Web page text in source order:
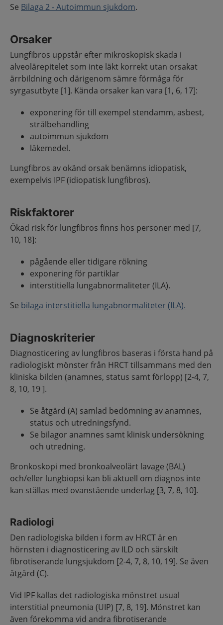
Se Bilaga 2 - Autoimmun sjukdom.
Orsaker
Lungfibros uppstår efter mikroskopisk skada i
alveolärepitelet som inte läkt korrekt utan orsakat
ärrbildning och därigenom sämre förmåga för
syrgasutbyte [1]. Kända orsaker kan vara [1, 6, 17]:
exponering för till exempel stendamm, asbest,
strålbehandling
autoimmun sjukdom
läkemedel.
Lungfibros av okänd orsak benämns idiopatisk,
exempelvis IPF (idiopatisk lungfibros).
Riskfaktorer
Ökad risk för lungfibros finns hos personer med [7,
10, 18]:
pågående eller tidigare rökning
exponering för partiklar
interstitiella lungabnormaliteter (ILA).
Se bilaga interstitiella lungabnormaliteter (ILA).
Diagnoskriterier
Diagnosticering av lungfibros baseras i första hand på
radiologiskt mönster från HRCT tillsammans med den
kliniska bilden (anamnes, status samt förlopp) [2-4, 7,
8, 10, 19 ].
Se åtgärd (A) samlad bedömning av anamnes,
status och utredningsfynd.
Se bilagor anamnes samt klinisk undersökning
och utredning.
Bronkoskopi med bronkoalveolärt lavage (BAL)
och/eller lungbiopsi kan bli aktuell om diagnos inte
kan ställas med ovanstående underlag [3, 7, 8, 10].
Radiologi
Den radiologiska bilden i form av HRCT är en
hörnsten i diagnosticering av ILD och särskilt
fibrotiserande lungsjukdom [2-4, 7, 8, 10, 19]. Se även
åtgärd (C).
Vid IPF kallas det radiologiska mönstret usual
interstitial pneumonia (UIP) [7, 8, 19]. Mönstret kan
även förekomma vid andra fibrotiserande